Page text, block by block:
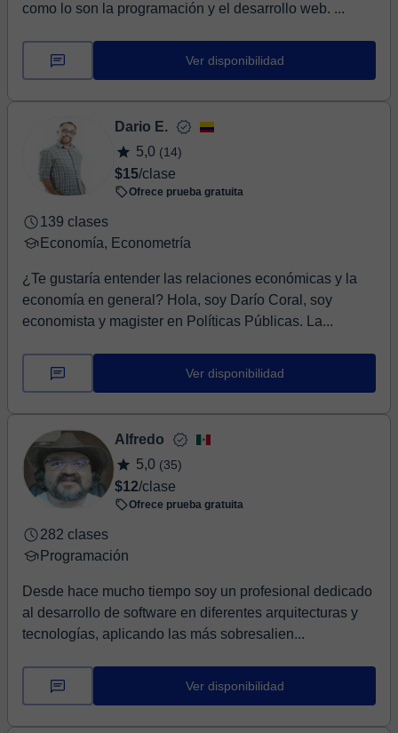
como lo son la programación y el desarrollo web. ...
Ver disponibilidad
Dario E.
5,0 (14)
$15/clase
Ofrece prueba gratuita
139 clases
Economía, Econometría
¿Te gustaría entender las relaciones económicas y la
economía en general? Hola, soy Darío Coral, soy
economista y magister en Políticas Públicas. La...
Ver disponibilidad
Alfredo
5,0 (35)
$12/clase
Ofrece prueba gratuita
282 clases
Programación
Desde hace mucho tiempo soy un profesional dedicado
al desarrollo de software en diferentes arquitecturas y
tecnologías, aplicando las más sobresalien...
Ver disponibilidad